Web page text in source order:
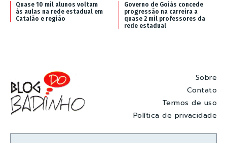
Quase 10 mil alunos voltam
às aulas na rede estadual em
Catalão e região
Governo de Goiás concede
progressão na carreira a
quase 2 mil professores da
rede estadual
Sobre
Contato
Termos de uso
Política de privacidade